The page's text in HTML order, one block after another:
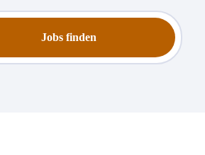
Jobs finden